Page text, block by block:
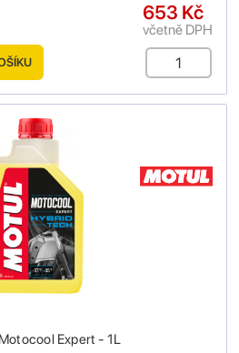
653 Kč
včetně DPH
Expert - 1L